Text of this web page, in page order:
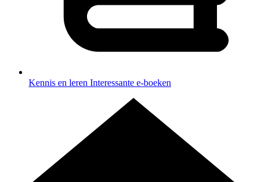
Kennis en leren Interessante e-boeken